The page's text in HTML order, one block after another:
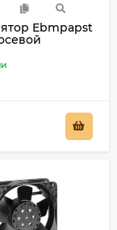
Ebmpapst